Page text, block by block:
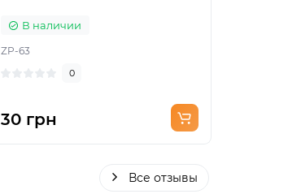
В наличии
ZP-63
0
30 грн
Все отзывы